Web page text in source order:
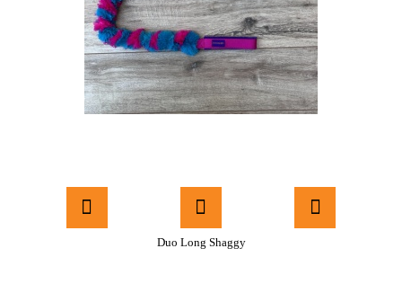
Duo Long Shaggy